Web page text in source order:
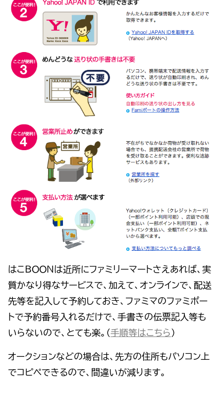
はこBOONは近所にファミリーマートさえあれば、実
質かなり得なサービスで、加えて、オンラインで、配送
先等を記入して予約しておき、ファミマのファミポー
トで予約番号入れるだけで、手書きの伝票記入等も
いらないので、とても楽。（手順等はこちら ）
オークションなどの場合は、先方の住所もパソコン上
でコピペできるので、間違いが減ります。